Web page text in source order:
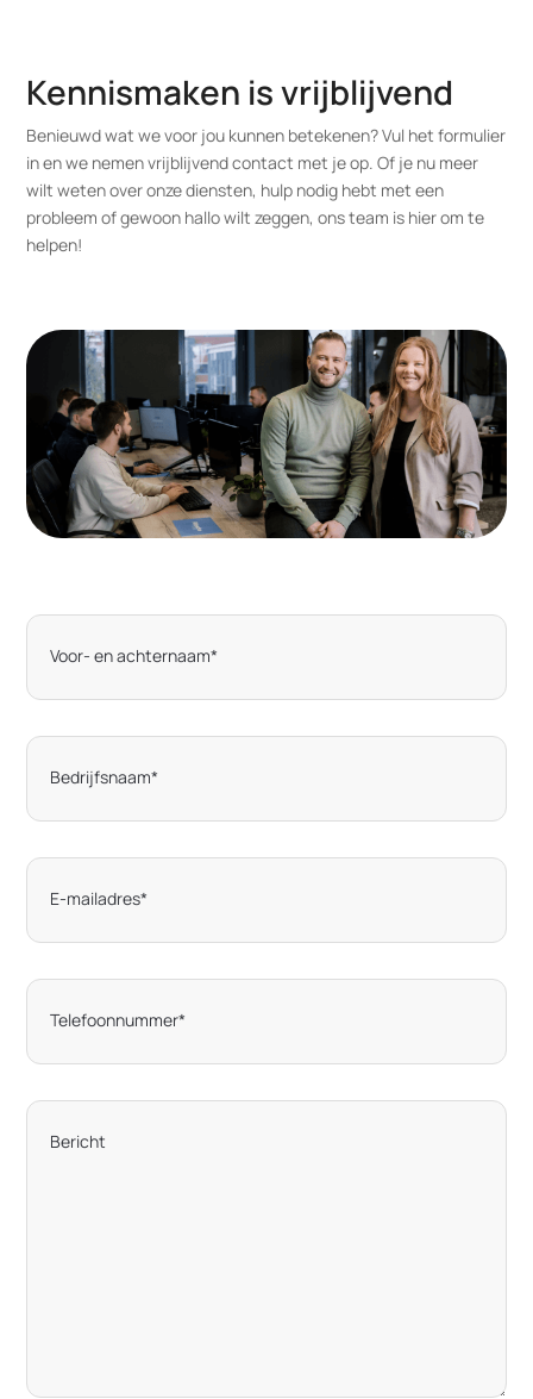
Kennismaken is vrijblijvend
Benieuwd wat we voor jou kunnen betekenen? Vul het formulier
in en we nemen vrijblijvend contact met je op. Of je nu meer
wilt weten over onze diensten, hulp nodig hebt met een
probleem of gewoon hallo wilt zeggen, ons team is hier om te
helpen!
Voor- en achternaam*
Bedrijfsnaam*
E-mailadres*
Telefoonnummer*
Bericht